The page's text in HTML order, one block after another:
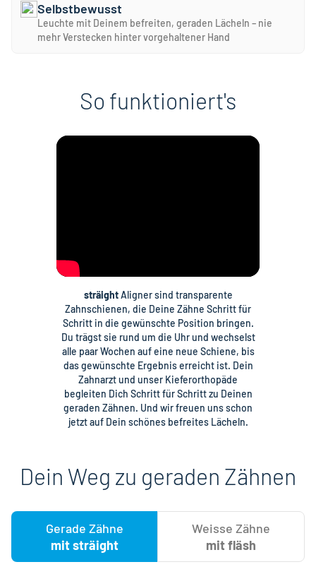
Selbstbewusst
Leuchte mit Deinem befreiten, geraden Lächeln – nie
mehr Verstecken hinter vorgehaltener Hand
So funktioniert's
sträightAligner sind transparente
Zahnschienen, die Deine Zähne Schritt für
Schritt in die gewünschte Position bringen.
Du trägst sie rund um die Uhr und wechselst
alle paar Wochen auf eine neue Schiene, bis
das gewünschte Ergebnis erreicht ist. Dein
Zahnarzt und unser Kieferorthopäde
begleiten Dich Schritt für Schritt zu Deinen
geraden Zähnen. Und wir freuen uns schon
jetzt auf Dein schönes befreites Lächeln.
Dein Weg zu geraden Zähnen
Gerade Zähne
mit sträight
Weisse Zähne
mit fläsh